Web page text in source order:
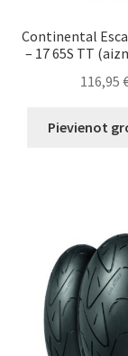
Continental
– 17 65S TT
116,95
Pievienot